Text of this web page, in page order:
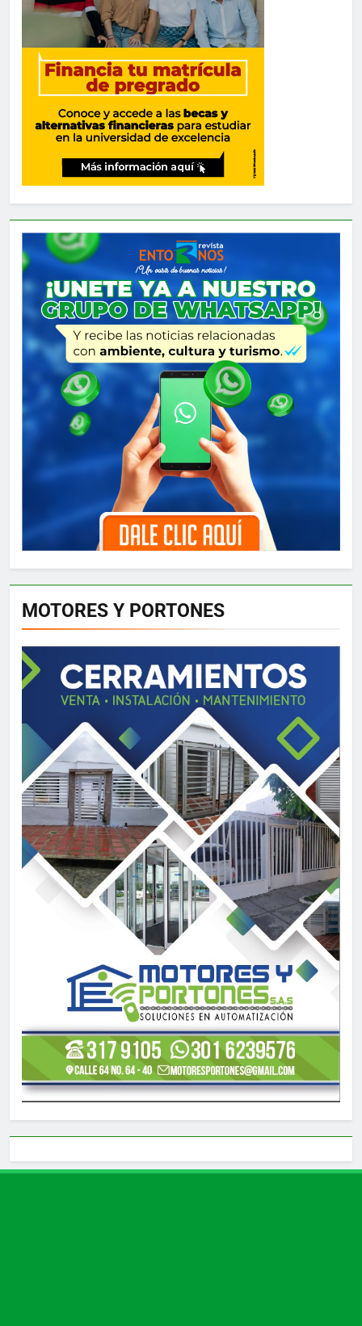
MOTORES Y PORTONES